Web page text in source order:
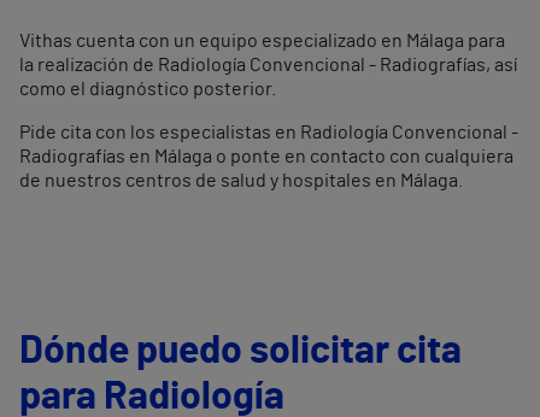
Vithas cuenta con un equipo especializado en Málaga para
la realización de Radiología Convencional - Radiografías, así
como el diagnóstico posterior.
Pide cita con los especialistas en Radiología Convencional -
Radiografías en Málaga o ponte en contacto con cualquiera
de nuestros centros de salud y hospitales en Málaga.
Dónde puedo solicitar cita
para Radiología